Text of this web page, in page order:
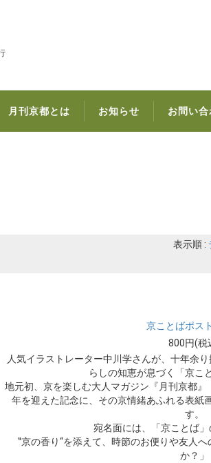
月刊京都とは お知らせ お問い合
表示順 :
京ことばポス
800円(税
人気イラストレーター中川学さんが、十年余
らしの知恵が息づく「京こ
地元初、京を楽しむ大人マガジン『月刊京都
年を迎えた記念に、その京情緒あふれる表紙
す。
宛名面には、「京ことば」
‟京の香り“を添えて、時節のお便りや友人
か？」